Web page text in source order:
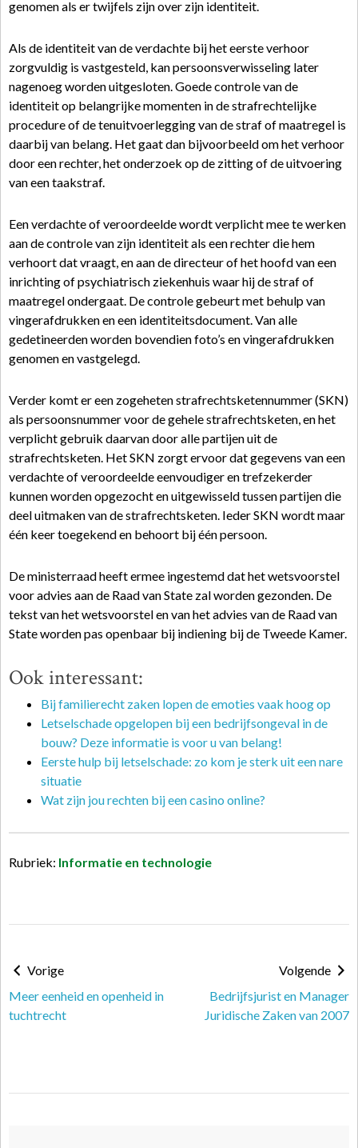
genomen als er twijfels zijn over zijn identiteit.
Als de identiteit van de verdachte bij het eerste verhoor
zorgvuldig is vastgesteld, kan persoonsverwisseling later
nagenoeg worden uitgesloten. Goede controle van de
identiteit op belangrijke momenten in de strafrechtelijke
procedure of de tenuitvoerlegging van de straf of maatregel is
daarbij van belang. Het gaat dan bijvoorbeeld om het verhoor
door een rechter, het onderzoek op de zitting of de uitvoering
van een taakstraf.
Een verdachte of veroordeelde wordt verplicht mee te werken
aan de controle van zijn identiteit als een rechter die hem
verhoort dat vraagt, en aan de directeur of het hoofd van een
inrichting of psychiatrisch ziekenhuis waar hij de straf of
maatregel ondergaat. De controle gebeurt met behulp van
vingerafdrukken en een identiteitsdocument. Van alle
gedetineerden worden bovendien foto’s en vingerafdrukken
genomen en vastgelegd.
Verder komt er een zogeheten strafrechtsketennummer (SKN)
als persoonsnummer voor de gehele strafrechtsketen, en het
verplicht gebruik daarvan door alle partijen uit de
strafrechtsketen. Het SKN zorgt ervoor dat gegevens van een
verdachte of veroordeelde eenvoudiger en trefzekerder
kunnen worden opgezocht en uitgewisseld tussen partijen die
deel uitmaken van de strafrechtsketen. Ieder SKN wordt maar
één keer toegekend en behoort bij één persoon.
De ministerraad heeft ermee ingestemd dat het wetsvoorstel
voor advies aan de Raad van State zal worden gezonden. De
tekst van het wetsvoorstel en van het advies van de Raad van
State worden pas openbaar bij indiening bij de Tweede Kamer.
Ook interessant:
Bij familierecht zaken lopen de emoties vaak hoog op
Letselschade opgelopen bij een bedrijfsongeval in de
bouw? Deze informatie is voor u van belang!
Eerste hulp bij letselschade: zo kom je sterk uit een nare
situatie
Wat zijn jou rechten bij een casino online?
Rubriek: Informatie en technologie
Vorige
Meer eenheid en openheid in
tuchtrecht
Volgende
Bedrijfsjurist en Manager
Juridische Zaken van 2007